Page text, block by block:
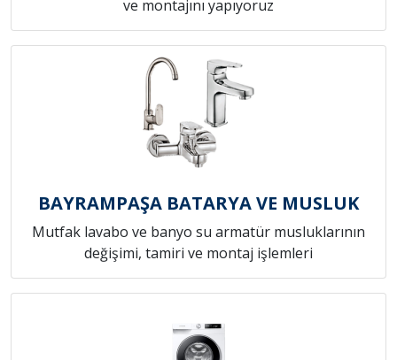
ve montajını yapıyoruz
BAYRAMPAŞA BATARYA VE MUSLUK
Mutfak lavabo ve banyo su armatür musluklarının
değişimi, tamiri ve montaj işlemleri